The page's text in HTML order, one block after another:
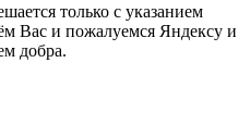
только с указанием
Вас и пожалуемся Яндексу и
добра.